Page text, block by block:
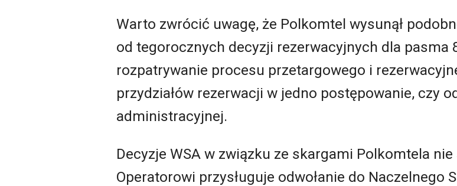
Warto zwrócić uwagę, że Polkomtel wysunął
od tegorocznych decyzji rezerwacyjnych dla pasma
rozpatrywanie procesu przetargowego i
przydziałów rezerwacji w jedno postępowanie, czy
administracyjnej.
Decyzje WSA w związku ze skargami Polkomtela
Operatorowi przysługuje odwołanie do Naczelnego